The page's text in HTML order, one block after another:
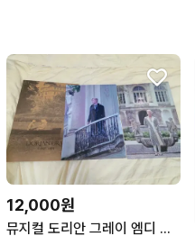
12,000원
뮤지컬 도리안 그레이 엠디 굿즈 L자 파일 김준수 시아준수